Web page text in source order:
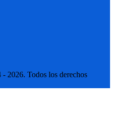
2026. Todos los derechos